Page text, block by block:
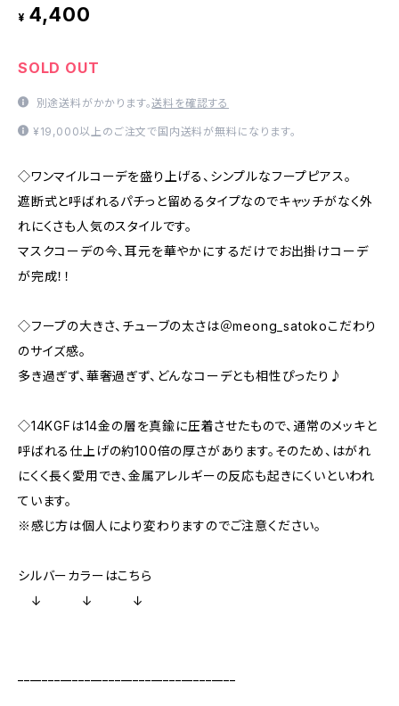
¥ 4,400
SOLD OUT
別途送料がかかります。送料を確認する
¥19,000以上のご注文で国内送料が無料になります。
◇ワンマイルコーデを盛り上げる、シンプルなフープピアス。
遮断式と呼ばれるパチっと留めるタイプなのでキャッチがなく外
れにくさも人気のスタイルです。
マスクコーデの今、耳元を華やかにするだけでお出掛けコーデ
が完成！！
◇フープの大きさ、チューブの太さは＠meong_satokoこだわり
のサイズ感。
多き過ぎず、華奢過ぎず、どんなコーデとも相性ぴったり♪
◇14KGFは14金の層を真鍮に圧着させたもので、通常のメッキと
呼ばれる仕上げの約100倍の厚さがあります。そのため、はがれ
にくく長く愛用でき、金属アレルギーの反応も起きにくいといわれ
ています。
※感じ方は個人により変わりますのでご注意ください。
シルバーカラーはこちら
↓ ↓ ↓